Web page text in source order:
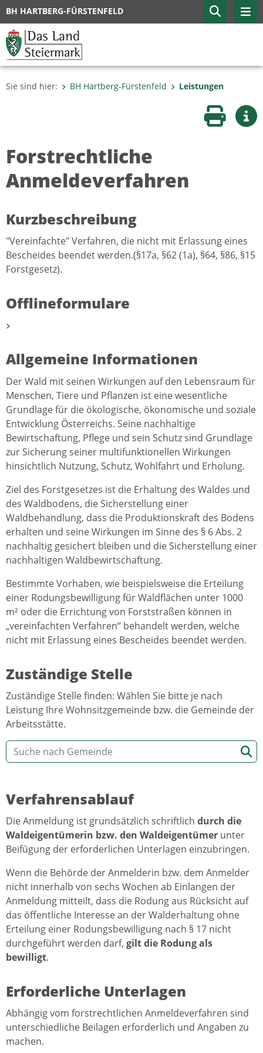
BH HARTBERG-FÜRSTENFELD
Sie sind hier: BH Hartberg-Fürstenfeld Leistungen
Seite
Forstrechtliche
Anmeldeverfahren
Kurzbeschreibung
"Vereinfachte" Verfahren, die nicht mit Erlassung eines
Bescheides beendet werden.(§17a, §62 (1a), §64, §86, §15
Forstgesetz).
Offlineformulare
Allgemeine Informationen
Der Wald mit seinen Wirkungen auf den Lebensraum für
Menschen, Tiere und Pflanzen ist eine wesentliche
Grundlage für die ökologische, ökonomische und soziale
Entwicklung Österreichs. Seine nachhaltige
Bewirtschaftung, Pflege und sein Schutz sind Grundlage
zur Sicherung seiner multifunktionellen Wirkungen
hinsichtlich Nutzung, Schutz, Wohlfahrt und Erholung.
Ziel des Forstgesetzes ist die Erhaltung des Waldes und
des Waldbodens, die Sicherstellung einer
Waldbehandlung, dass die Produktionskraft des Bodens
erhalten und seine Wirkungen im Sinne des § 6 Abs. 2
nachhaltig gesichert bleiben und die Sicherstellung einer
nachhaltigen Waldbewirtschaftung.
Bestimmte Vorhaben, wie beispielsweise die Erteilung
einer Rodungsbewilligung für Waldflächen unter 1000
m² oder die Errichtung von Forststraßen können in
„vereinfachten Verfahren“ behandelt werden, welche
nicht mit Erlassung eines Bescheides beendet werden.
Zuständige Stelle
Zuständige Stelle finden: Wählen Sie bitte je nach
Leistung Ihre Wohnsitzgemeinde bzw. die Gemeinde der
Arbeitsstätte.
Verfahrensablauf
Die Anmeldung ist grundsätzlich schriftlich durch die
Waldeigentümerin bzw. den Waldeigentümer unter
Beifügung der erforderlichen Unterlagen einzubringen.
Wenn die Behörde der Anmelderin bzw. dem Anmelder
nicht innerhalb von sechs Wochen ab Einlangen der
Anmeldung mitteilt, dass die Rodung aus Rücksicht auf
das öffentliche Interesse an der Walderhaltung ohne
Erteilung einer Rodungsbewilligung nach § 17 nicht
durchgeführt werden darf, gilt die Rodung als
bewilligt.
Erforderliche Unterlagen
Abhängig vom forstrechtlichen Anmeldeverfahren sind
unterschiedliche Beilagen erforderlich und Angaben zu
machen.